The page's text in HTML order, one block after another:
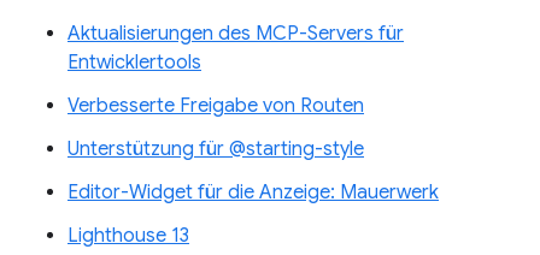
Aktualisierungen des MCP-Servers für
Entwicklertools
Verbesserte Freigabe von Routen
Unterstützung für @starting-style
Editor-Widget für die Anzeige: Mauerwerk
Lighthouse 13